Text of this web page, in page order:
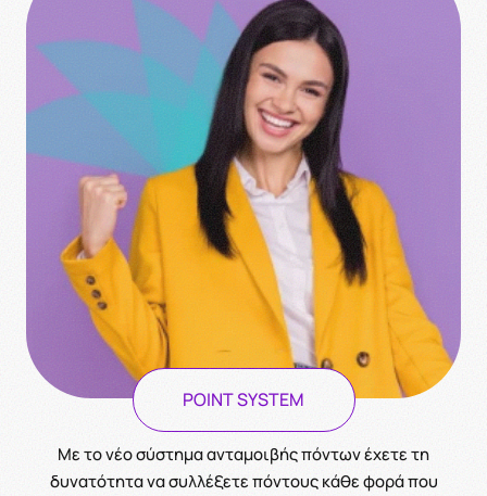
POINT SYSTEM
Με το νέο σύστημα ανταμοιβής πόντων έχετε τη
δυνατότητα να συλλέξετε πόντους κάθε φορά που